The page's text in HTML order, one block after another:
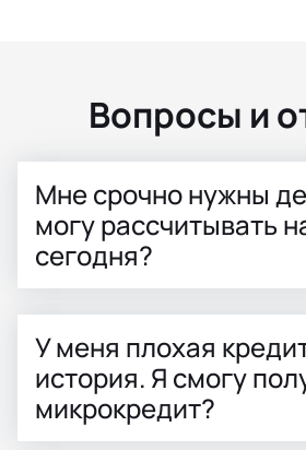
Вопросы и
Мне срочно нужны
могу рассчитывать
сегодня?
У меня плохая
история. Я смогу
микрокредит?